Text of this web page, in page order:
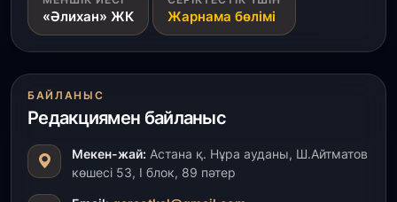
ұзақмерзімді ынтымақтастық жоспарын әзірлеуді
ұсынды
«Ауыл аманаты»: Түркістанда 30,2 млрд теңгеге
4 223 жоба қаржыландырылды
31 шілде, 2026
Президент тапсырмасы орындалды: Шардара
«Әлихан» ЖК Жарнама бөлімі
БАЙЛАНЫС
Редакциямен байланыс
Мекен-жай: Астана қ. Нұра ауданы, Ш.Айтматов
көшесі 53, І блок, 89 пәтер